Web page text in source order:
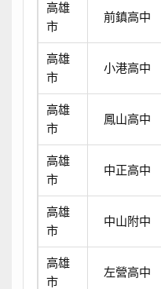
高雄
市
前鎮高中
高雄
市
小港高中
高雄
市
鳳山高中
高雄
市
中正高中
高雄
市
中山附中
高雄
市
左營高中